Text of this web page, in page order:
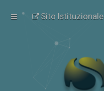
Sito Istituzionale